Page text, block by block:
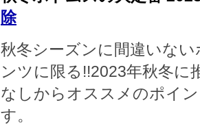
除
秋冬シーズンに間違いな
ンツに限る!!2023年秋冬
なしからオススメのポイ
す。